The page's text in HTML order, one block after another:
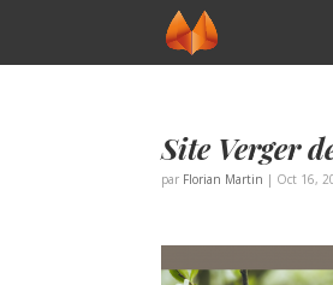
Site Verger
par Florian Martin | Oct 16,